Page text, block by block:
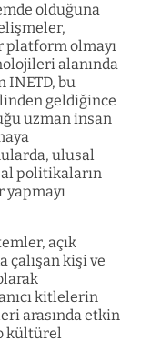
olduğuna
platform olmayı
alanında
bu
geldiğince
uzman insan
ulusal
politikaların
yapmayı
açık
çalışan kişi ve
kitlelerin
arasında etkin
kültürel